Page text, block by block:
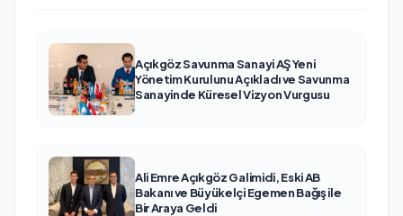
Açıkgöz Savunma Sanayi AŞ Yeni
Yönetim Kurulunu Açıkladı ve Savunma
Sanayinde Küresel Vizyon Vurgusu
Ali Emre Açıkgöz Galimidi, Eski AB
Bakanı ve Büyükelçi Egemen Bağış ile
Bir Araya Geldi